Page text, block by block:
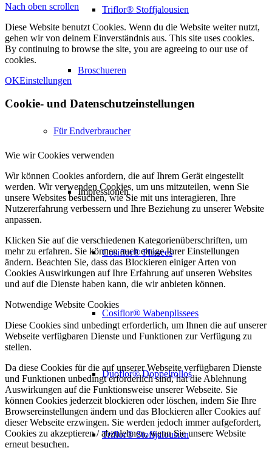
Triflor® Stoffjalousien
Broschueren
Für Endverbraucher
Impressionen
Cosiflor® Plissees
Cosiflor® Wabenplissees
Duoflor® Doppelrollos
Triflor® Stoffjalousien
Nach oben scrollen
Diese Website benutzt Cookies. Wenn du die Website weiter nutzt,
gehen wir von deinem Einverständnis aus. This site uses cookies.
By continuing to browse the site, you are agreeing to our use of
cookies.
OKEinstellungen
Cookie- und Datenschutzeinstellungen
Wie wir Cookies verwenden
Wir können Cookies anfordern, die auf Ihrem Gerät eingestellt
werden. Wir verwenden Cookies, um uns mitzuteilen, wenn Sie
unsere Websites besuchen, wie Sie mit uns interagieren, Ihre
Nutzererfahrung verbessern und Ihre Beziehung zu unserer Website
anpassen.
Klicken Sie auf die verschiedenen Kategorienüberschriften, um
mehr zu erfahren. Sie können auch einige Ihrer Einstellungen
ändern. Beachten Sie, dass das Blockieren einiger Arten von
Cookies Auswirkungen auf Ihre Erfahrung auf unseren Websites
und auf die Dienste haben kann, die wir anbieten können.
Notwendige Website Cookies
Diese Cookies sind unbedingt erforderlich, um Ihnen die auf unserer
Webseite verfügbaren Dienste und Funktionen zur Verfügung zu
stellen.
Da diese Cookies für die auf unserer Webseite verfügbaren Dienste
und Funktionen unbedingt erforderlich sind, hat die Ablehnung
Auswirkungen auf die Funktionsweise unserer Webseite. Sie
können Cookies jederzeit blockieren oder löschen, indem Sie Ihre
Browsereinstellungen ändern und das Blockieren aller Cookies auf
dieser Webseite erzwingen. Sie werden jedoch immer aufgefordert,
Cookies zu akzeptieren / abzulehnen, wenn Sie unsere Website
erneut besuchen.